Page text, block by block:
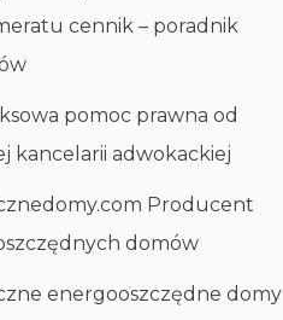
cennik – poradnik
pomoc prawna od
kancelarii adwokackiej
Producent
domów
energooszczędne domy